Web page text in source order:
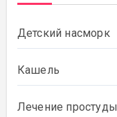
Детский насморк
Кашель
Лечение простуды